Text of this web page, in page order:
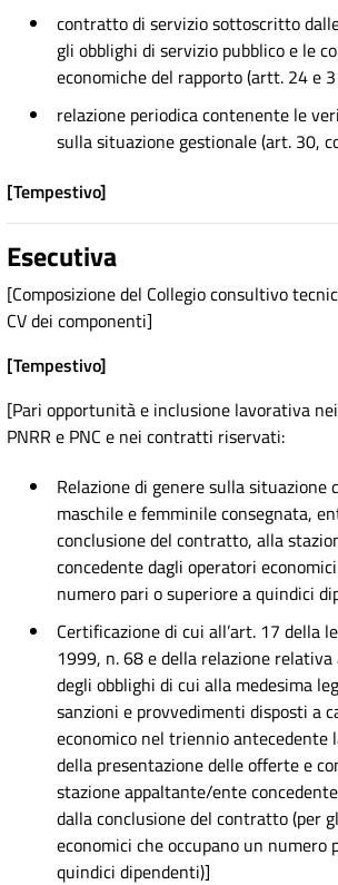
contratto di servizio sottoscritto
gli obblighi di servizio pubblico e le
economiche del rapporto (artt. 24 e
relazione periodica contenente le
sulla situazione gestionale (art. 30,
[Tempestivo]
Esecutiva
[Composizione del Collegio consultivo
CV dei componenti]
[Tempestivo]
[Pari opportunità e inclusione lavorativa
PNRR e PNC e nei contratti riservati:
Relazione di genere sulla situazione
maschile e femminile consegnata,
conclusione del contratto, alla
concedente dagli operatori
numero pari o superiore a quindici
Certificazione di cui all’art. 17 della
1999, n. 68 e della relazione relativa
degli obblighi di cui alla medesima
sanzioni e provvedimenti disposti a
economico nel triennio antecedente
della presentazione delle offerte e
stazione appaltante/ente
dalla conclusione del contratto (per
economici che occupano un numero
quindici dipendenti)]